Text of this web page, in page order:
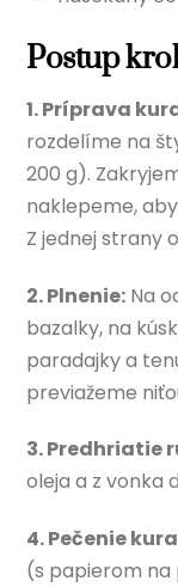
Postup
1. Príprava
rozdelíme na
200 g).
naklepeme,
Z jednej strany
2. Plnenie: Na
bazalky, na
paradajky a
previažeme
3. Predhriatie
oleja a z vonka
4. Pečenie
(s papierom